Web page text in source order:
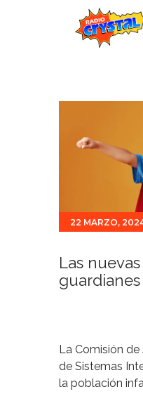
Eventos
Promociones
Para ti
Contacto
22 MARZO,
Las
La Comisión
de Sistemas
la población